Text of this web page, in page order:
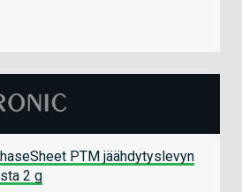
PTM jäähdytyslevyn
2 g